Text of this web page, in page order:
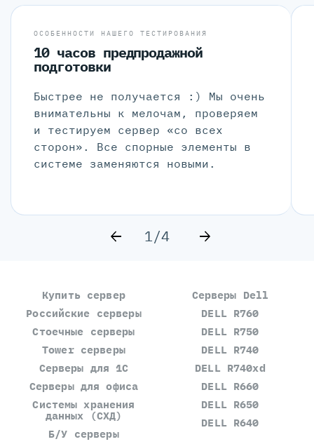
ОСОБЕННОСТИ НАШЕГО ТЕСТИРОВАНИЯ
10 часов предпродажной
подготовки
Быстрее не получается :) Мы очень
внимательны к мелочам, проверяем
и тестируем сервер «со всех
сторон». Все спорные элементы в
системе заменяются новыми.
1/4
Купить сервер
Российские серверы
Стоечные серверы
Tower серверы
Серверы для 1С
Серверы для офиса
Системы хранения
данных (СХД)
Б/У серверы
Серверы Dell
DELL R760
DELL R750
DELL R740
DELL R740xd
DELL R660
DELL R650
DELL R640